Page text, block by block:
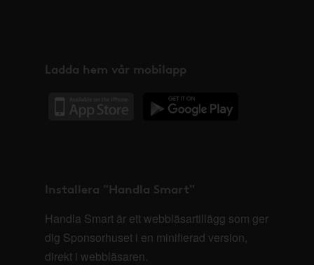
Ladda hem vår mobilapp
Installera "Handla Smart"
Handla Smart är ett webbläsartillägg som ger
dig Sponsorhuset i en minifierad version,
direkt i webbläsaren.